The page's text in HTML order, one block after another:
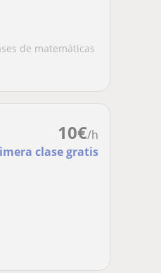
de matemáticas
10€/h
clase gratis